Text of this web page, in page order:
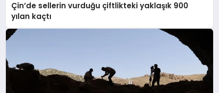
Çin’de sellerin vurduğu çiftlikteki yaklaşık 900
yılan kaçtı